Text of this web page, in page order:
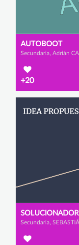
AUTOBOOT
Secundaria, Adrián
+20
Secundaria,